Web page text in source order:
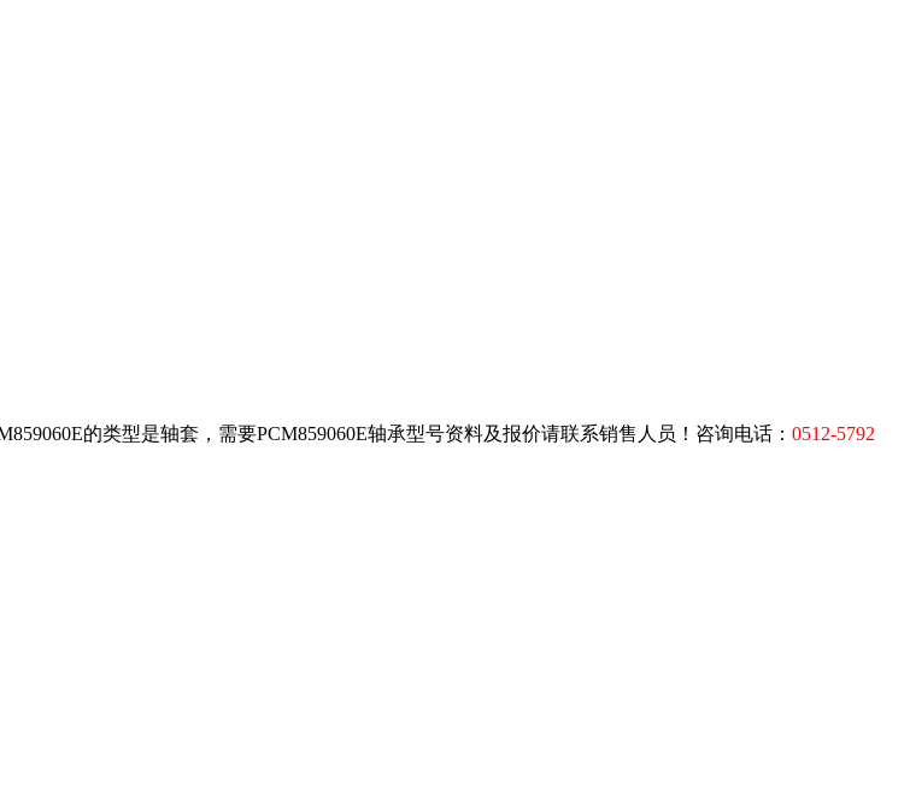
的类型是轴套，需要PCM859060E轴承型号资料及报价请联系销售人员！咨询电话： 0512-5792